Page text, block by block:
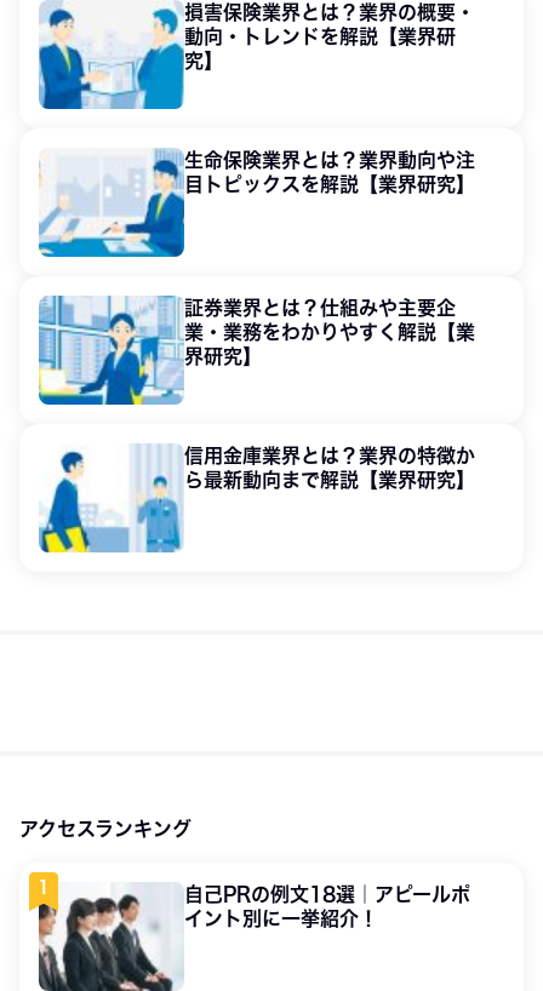
損害保険業界とは？業界の概要・
動向・トレンドを解説【業界研
究】
生命保険業界とは？業界動向や注
目トピックスを解説【業界研究】
証券業界とは？仕組みや主要企
業・業務をわかりやすく解説【業
界研究】
信用金庫業界とは？業界の特徴か
ら最新動向まで解説【業界研究】
アクセスランキング
自己PRの例文18選｜アピールポ
イント別に一挙紹介！